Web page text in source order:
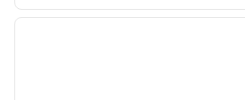
1 de 12